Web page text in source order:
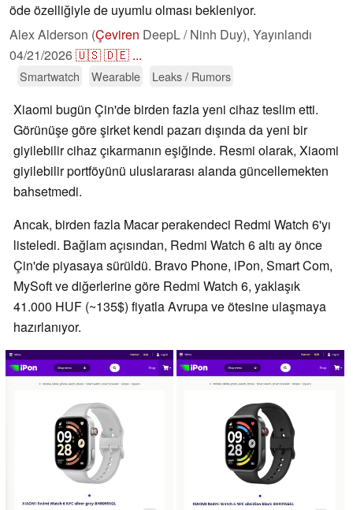
öde özelliğiyle de uyumlu olması bekleniyor.
Alex Alderson (Çeviren DeepL / Ninh Duy), Yayınlandı
04/21/2026🇺🇸🇩🇪 ...
Smartwatch Wearable Leaks / Rumors
Xiaomi bugün Çin'de birden fazla yeni cihaz teslim etti.
Görünüşe göre şirket kendi pazarı dışında da yeni bir
giyilebilir cihaz çıkarmanın eşiğinde. Resmi olarak, Xiaomi
giyilebilir portföyünü uluslararası alanda güncellemekten
bahsetmedi.
Ancak, birden fazla Macar perakendeci Redmi Watch 6'yı
listeledi. Bağlam açısından, Redmi Watch 6 altı ay önce
Çin'de piyasaya sürüldü. Bravo Phone, iPon, Smart Com,
MySoft ve diğerlerine göre Redmi Watch 6, yaklaşık
41.000 HUF (~135$) fiyatla Avrupa ve ötesine ulaşmaya
hazırlanıyor.